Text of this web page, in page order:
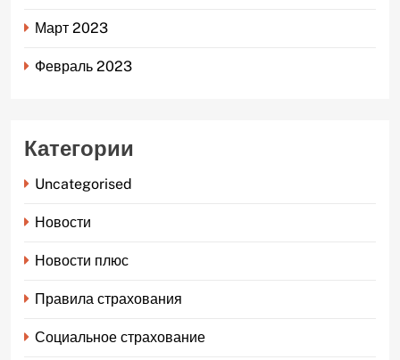
Март 2023
Февраль 2023
Категории
Uncategorised
Новости
Новости плюс
Правила страхования
Социальное страхование